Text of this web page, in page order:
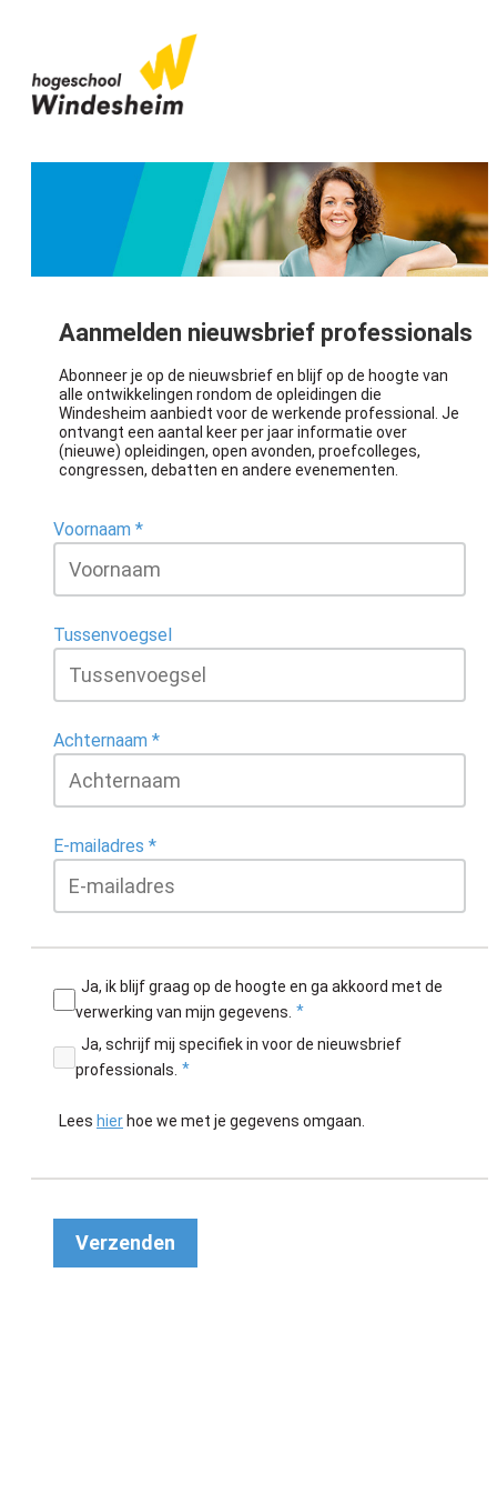
Aanmelden nieuwsbrief professionals
Abonneer je op de nieuwsbrief en blijf op de hoogte van
alle ontwikkelingen rondom de opleidingen die
Windesheim aanbiedt voor de werkende professional. Je
ontvangt een aantal keer per jaar informatie over
(nieuwe) opleidingen, open avonden, proefcolleges,
congressen, debatten en andere evenementen.
Voornaam
Tussenvoegsel
Achternaam
E-mailadres
Ja, ik blijf graag op de hoogte en ga akkoord met de
verwerking van mijn gegevens.
Ja, schrijf mij specifiek in voor de nieuwsbrief
professionals.
Lees hier hoe we met je gegevens omgaan.
Verzenden